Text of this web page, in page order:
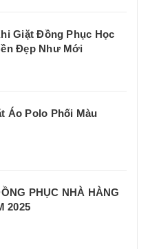
Giặt Đồng Phục Học
Đẹp Như Mới
Áo Polo Phối Màu
PHỤC NHÀ HÀNG
2025